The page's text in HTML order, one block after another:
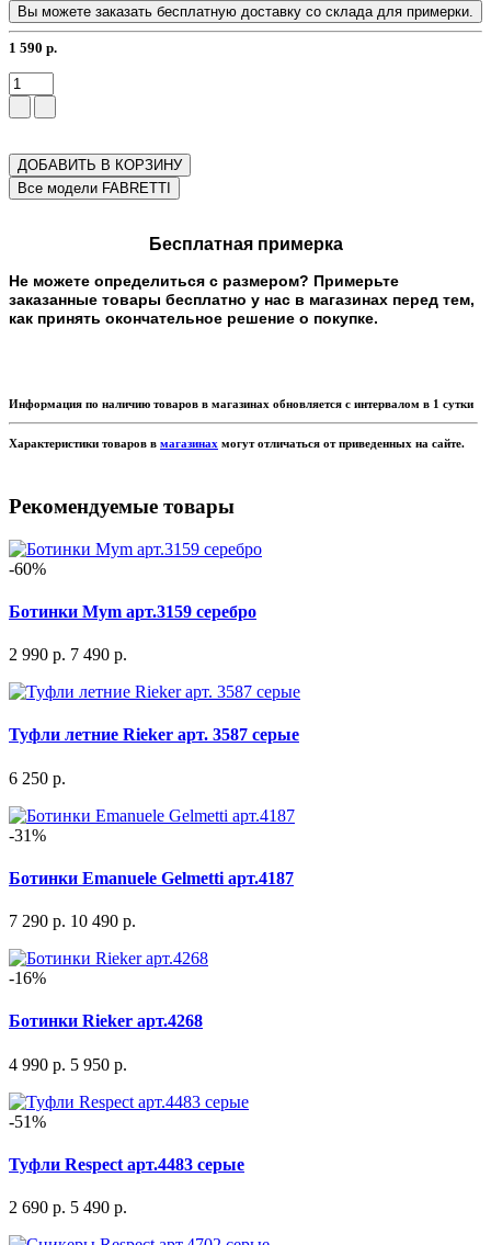
Вы можете заказать бесплатную доставку со склада для примерки.
1 590 р.
ДОБАВИТЬ В КОРЗИНУ
Бесплатная примерка
Не можете определиться с размером? Примерьте
заказанные товары бесплатно у нас в магазинах перед тем,
как принять окончательное решение о покупке.
Информация по наличию товаров в магазинах обновляется с интервалом в 1 сутки
Характеристики товаров в магазинах могут отличаться от приведенных на сайте.
Рекомендуемые товары
-60%
Ботинки Mym арт.3159 серебро
2 990 р. 7 490 р.
Туфли летние Rieker арт. 3587 серые
6 250 р.
-31%
Ботинки Emanuele Gelmetti арт.4187
7 290 р. 10 490 р.
-16%
Ботинки Rieker арт.4268
4 990 р. 5 950 р.
-51%
Туфли Respect арт.4483 серые
2 690 р. 5 490 р.